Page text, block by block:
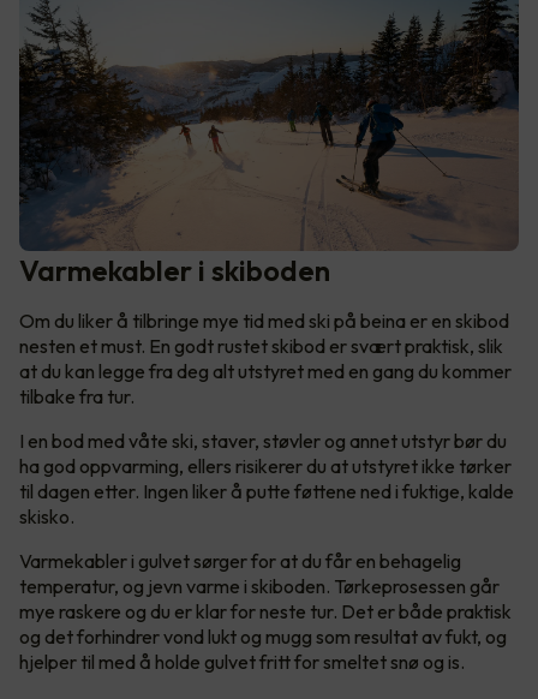
Varmekabler i skiboden
Om du liker å tilbringe mye tid med ski på beina er en skibod
nesten et must. En godt rustet skibod er svært praktisk, slik
at du kan legge fra deg alt utstyret med en gang du kommer
tilbake fra tur.
I en bod med våte ski, staver, støvler og annet utstyr bør du
ha god oppvarming, ellers risikerer du at utstyret ikke tørker
til dagen etter. Ingen liker å putte føttene ned i fuktige, kalde
skisko.
Varmekabler i gulvet sørger for at du får en behagelig
temperatur, og jevn varme i skiboden. Tørkeprosessen går
mye raskere og du er klar for neste tur. Det er både praktisk
og det forhindrer vond lukt og mugg som resultat av fukt, og
hjelper til med å holde gulvet fritt for smeltet snø og is.